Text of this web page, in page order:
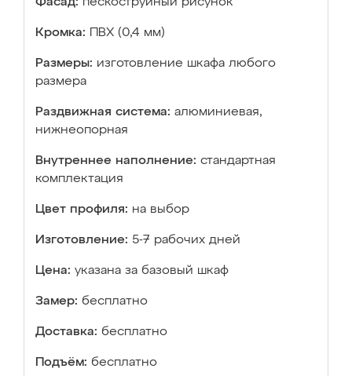
Кромка: ПВХ (0,4 мм)
Размеры: изготовление шкафа любого
размера
Раздвижная система: алюминиевая,
нижнеопорная
Внутреннее наполнение: стандартная
комплектация
Цвет профиля: на выбор
Изготовление: 5-7 рабочих дней
Цена: указана за базовый шкаф
Замер: бесплатно
Доставка: бесплатно
Подъём: бесплатно